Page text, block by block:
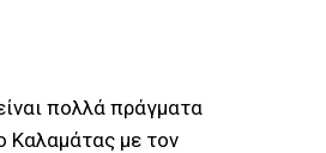
πολλά πράγματα
Καλαμάτας με τον